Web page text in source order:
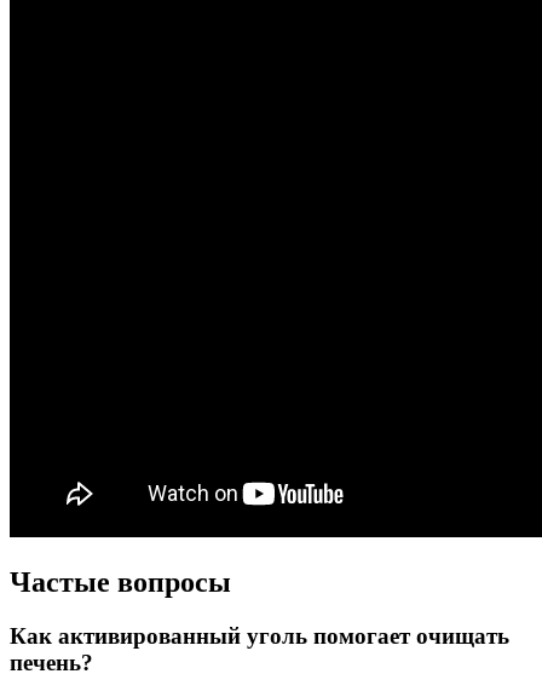
Частые вопросы
Как активированный уголь помогает очищать
печень?